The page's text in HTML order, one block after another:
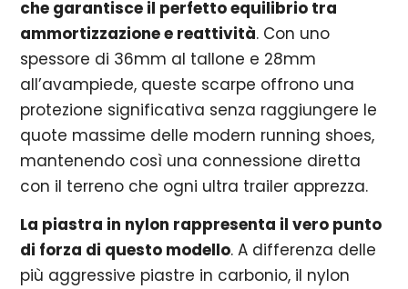
che garantisce il perfetto equilibrio tra
ammortizzazione e reattività. Con uno
spessore di 36mm al tallone e 28mm
all’avampiede, queste scarpe offrono una
protezione significativa senza raggiungere le
quote massime delle modern running shoes,
mantenendo così una connessione diretta
con il terreno che ogni ultra trailer apprezza.
La piastra in nylon rappresenta il vero punto
di forza di questo modello. A differenza delle
più aggressive piastre in carbonio, il nylon